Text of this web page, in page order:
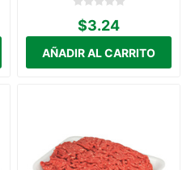
$3.24